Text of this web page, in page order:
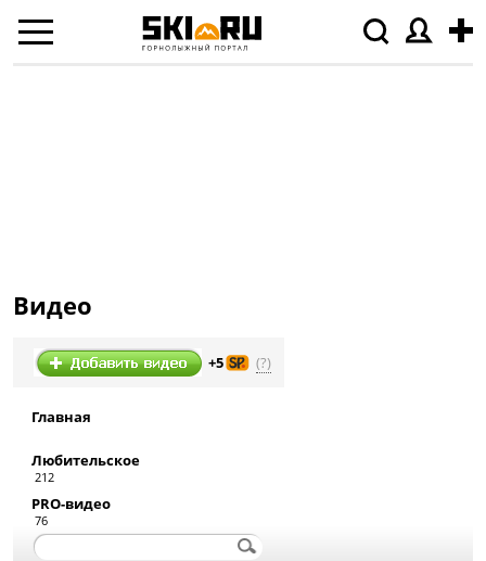
Видео
+5 (?)
Главная
Любительское
212
PRO-видео
76